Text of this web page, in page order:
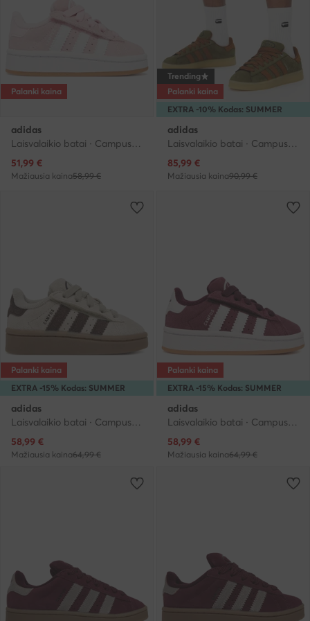
Palanki kaina
adidas
Laisvalaikio batai · Campus · Rožinė
Dabartinė kaina
51,99 €
Mažiausia kaina58,99 €
EXTRA -10% Kodas: SUMMER
Trending
Palanki kaina
adidas
Laisvalaikio batai · Campus · Žalia
Dabartinė kaina
85,99 €
Mažiausia kaina90,99 €
EXTRA -15% Kodas: SUMMER
Palanki kaina
adidas
Laisvalaikio batai · Campus · Smėlio
Dabartinė kaina
58,99 €
Mažiausia kaina64,99 €
EXTRA -15% Kodas: SUMMER
Palanki kaina
adidas
Laisvalaikio batai · Campus · Vyšninė
Dabartinė kaina
58,99 €
Mažiausia kaina64,99 €